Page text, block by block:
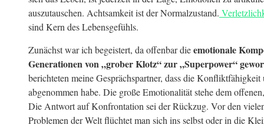
auszutauschen. Achtsamkeit ist der Normalzustand.
sind Kern des Lebensgefühls.
Zunächst war ich begeistert, da offenbar dieemotionale
Generationen von „grober Klotz“ zur „Superpower“
berichteten meine Gesprächspartner, dass die
abgenommen habe. Die große Emotionalität stehe dem
Die Antwort auf Konfrontation sei der Rückzug. Vor den
Problemen der Welt flüchtet man sich ins selbst oder in die